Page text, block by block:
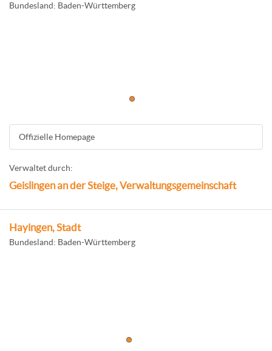
Bundesland: Baden-Württemberg
Offizielle Homepage
Verwaltet durch:
Geislingen an der Steige, Verwaltungsgemeinschaft
Hayingen, Stadt
Bundesland: Baden-Württemberg